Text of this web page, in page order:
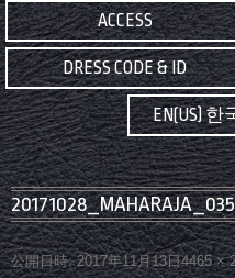
ACCESS
DRESS CODE & ID
EN(US)
20171028_MAHARAJA_035
公開日時: 2017年11月13日4465 ×